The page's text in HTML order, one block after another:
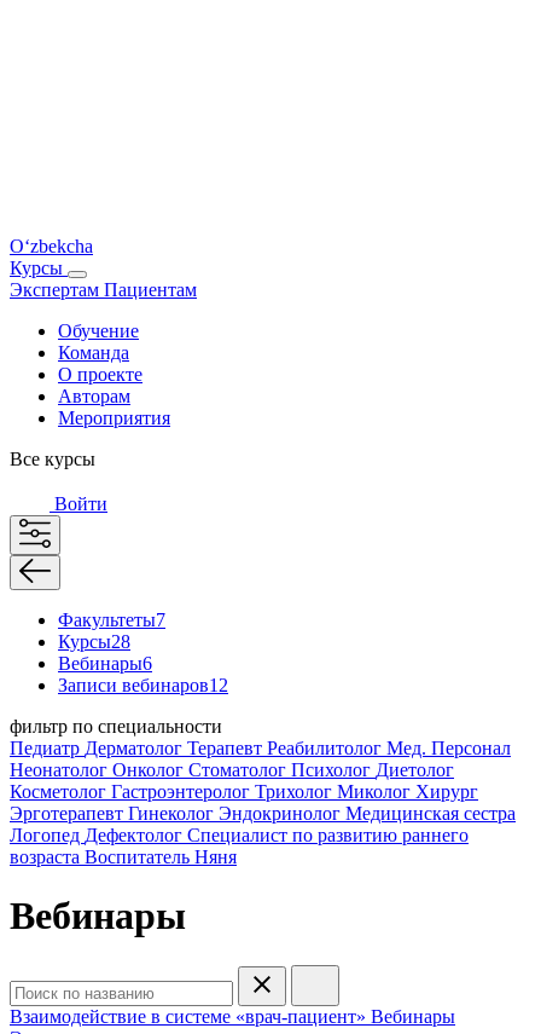
O‘zbekcha
Курсы
Экспертам Пациентам
Обучение
Команда
О проекте
Авторам
Мероприятия
Все курсы
Войти
Факультеты7
Курсы28
Вебинары6
Записи вебинаров12
фильтр по специальности
Педиатр Дерматолог Терапевт Реабилитолог Мед. Персонал
Неонатолог Онколог Стоматолог Психолог Диетолог
Косметолог Гастроэнтеролог Трихолог Миколог Хирург
Эрготерапевт Гинеколог Эндокринолог Медицинская сестра
Логопед Дефектолог Специалист по развитию раннего
возраста Воспитатель Няня
Вебинары
Взаимодействие в системе «врач-пациент» Вебинары